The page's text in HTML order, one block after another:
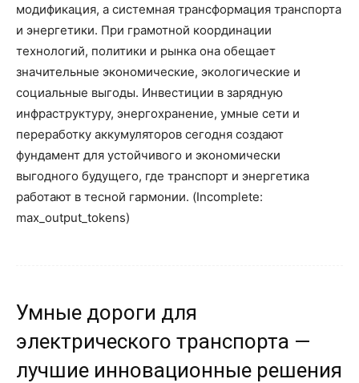
модификация, а системная трансформация транспорта
и энергетики. При грамотной координации
технологий, политики и рынка она обещает
значительные экономические, экологические и
социальные выгоды. Инвестиции в зарядную
инфраструктуру, энергохранение, умные сети и
переработку аккумуляторов сегодня создают
фундамент для устойчивого и экономически
выгодного будущего, где транспорт и энергетика
работают в тесной гармонии. (Incomplete:
max_output_tokens)
Умные дороги для
электрического транспорта —
лучшие инновационные решения